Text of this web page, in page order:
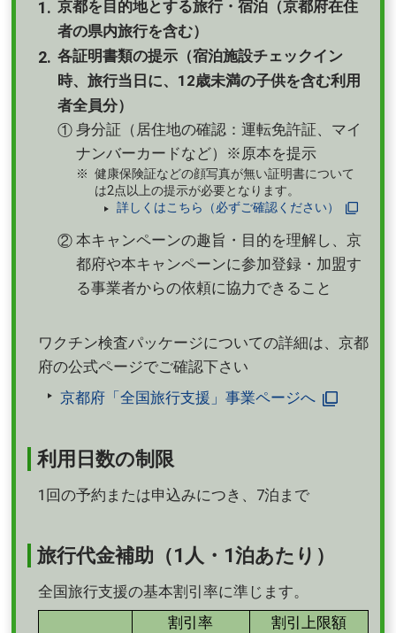
京都を目的地とする旅行・宿泊（京都府在住
者の県内旅行を含む）
各証明書類の提示（宿泊施設チェックイン
時、旅行当日に、12歳未満の子供を含む利用
者全員分）
① 身分証（居住地の確認：運転免許証、マイ
ナンバーカードなど）※原本を提示
健康保険証などの顔写真が無い証明書について
は2点以上の提示が必要となります。
詳しくはこちら（必ずご確認ください）
② 本キャンペーンの趣旨・目的を理解し、京
都府や本キャンペーンに参加登録・加盟す
る事業者からの依頼に協力できること
ワクチン検査パッケージについての詳細は、京都
府の公式ページでご確認下さい
京都府「全国旅行支援」事業ページへ
利用日数の制限
1回の予約または申込みにつき、7泊まで
旅行代金補助（1人・1泊あたり）
全国旅行支援の基本割引率に準じます。
割引率
割引上限額